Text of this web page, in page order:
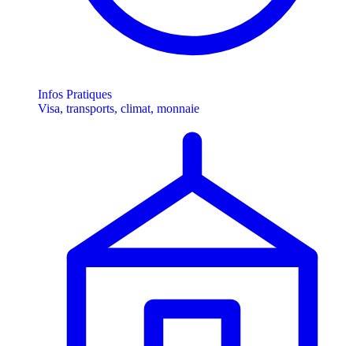
Infos Pratiques
Visa, transports, climat, monnaie